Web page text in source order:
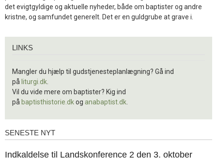
det evigtgyldige og aktuelle nyheder, både om baptister og andre
kristne, og samfundet generelt. Det er en guldgrube at grave i.
LINKS
Mangler du hjælp til gudstjenesteplanlægning? Gå ind
på liturgi.dk
Vil du vide mere om baptister? Kig ind
på baptisthistorie.dkog anabaptist.dk
Seneste
SENESTE NYT
1.Indkaldelse til Landskonference 2 den 3. oktober